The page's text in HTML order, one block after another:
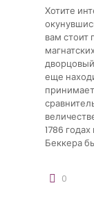
Хотите
вам стоит
еще
1786
Беккера
0